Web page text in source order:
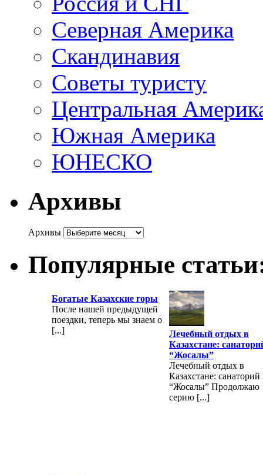
Северная Америка
Скандинавия
Советы туристу
Центральная
Южная Америка
ЮНЕСКО
Архивы
Архивы
Популярные
Богатые Казахские горы
После нашей предыдущей
поездки, теперь мы знаем о
[...]
Лечебный отдых в
Казахстане:
“Жосалы”
Лечебный отдых в
Казахстане: санаторий
“Жосалы” Продолжаю
серию [...]